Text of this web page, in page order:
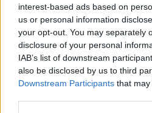
interest-based ads based on
us or personal information
your opt-out. You may separately
disclosure of your personal
IAB’s list of downstream
also be disclosed by us to third
Downstream Participants that